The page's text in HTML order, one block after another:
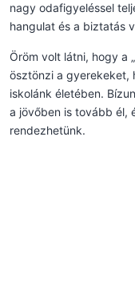
nagy odafigyeléssel
hangulat és a biztatás
Öröm volt látni, hogy a
ösztönzi a gyerekeket,
iskolánk életében.
a jövőben is tovább él,
rendezhetünk.